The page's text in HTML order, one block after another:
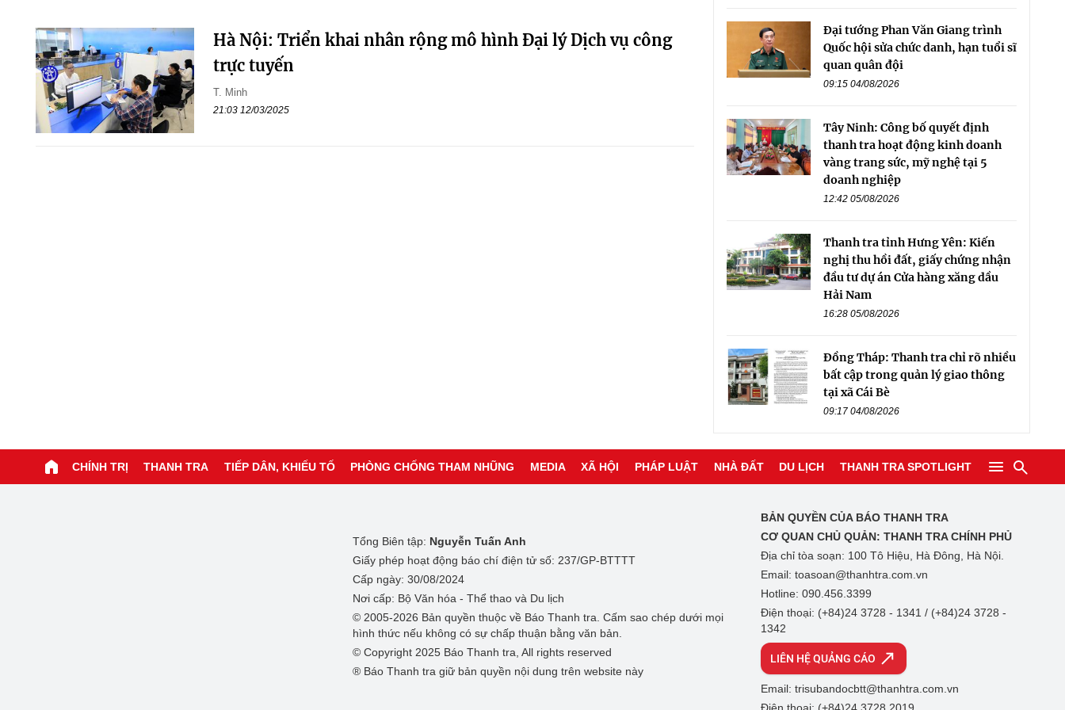
Hà Nội: Triển khai nhân rộng mô hình Đại lý Dịch vụ công
trực tuyến
T. Minh
21:03 12/03/2025
Đại tướng Phan Văn Giang trình
Quốc hội sửa chức danh, hạn tuổi sĩ
quan quân đội
09:15 04/08/2026
Tây Ninh: Công bố quyết định
thanh tra hoạt động kinh doanh
vàng trang sức, mỹ nghệ tại 5
doanh nghiệp
12:42 05/08/2026
Thanh tra tỉnh Hưng Yên: Kiến
nghị thu hồi đất, giấy chứng nhận
đầu tư dự án Cửa hàng xăng dầu
Hải Nam
16:28 05/08/2026
Đồng Tháp: Thanh tra chỉ rõ nhiều
bất cập trong quản lý giao thông
tại xã Cái Bè
09:17 04/08/2026
CHÍNH TRỊ THANH TRA TIẾP DÂN, KHIẾU TỐ PHÒNG CHỐNG THAM NHŨNG MEDIA XÃ HỘI PHÁP LUẬT NHÀ ĐẤT DU LỊCH THANH TRA SPOTLIGHT
Tổng Biên tập: Nguyễn Tuấn Anh
Giấy phép hoạt động báo chí điện tử số: 237/GP-BTTTT
Cấp ngày: 30/08/2024
Nơi cấp: Bộ Văn hóa - Thể thao và Du lịch
© 2005-2026 Bản quyền thuộc về Báo Thanh tra. Cấm sao chép dưới mọi
hình thức nếu không có sự chấp thuận bằng văn bản.
© Copyright 2025 Báo Thanh tra, All rights reserved
® Báo Thanh tra giữ bản quyền nội dung trên website này
BẢN QUYỀN CỦA BÁO THANH TRA
CƠ QUAN CHỦ QUẢN: THANH TRA CHÍNH PHỦ
Địa chỉ tòa soạn: 100 Tô Hiệu, Hà Đông, Hà Nội.
Email: toasoan@thanhtra.com.vn
Hotline: 090.456.3399
Điện thoại: (+84)24 3728 - 1341 / (+84)24 3728 -
1342
LIÊN HỆ QUẢNG CÁO
Email: trisubandocbtt@thanhtra.com.vn